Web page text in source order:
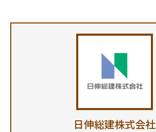
日伸総建株式会社